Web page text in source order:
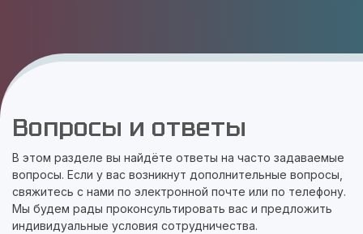
Вопросы и ответы
В этом разделе вы найдёте ответы на часто задаваемые
вопросы. Если у вас возникнут дополнительные вопросы,
свяжитесь с нами по электронной почте или по телефону.
Мы будем рады проконсультировать вас и предложить
индивидуальные условия сотрудничества.